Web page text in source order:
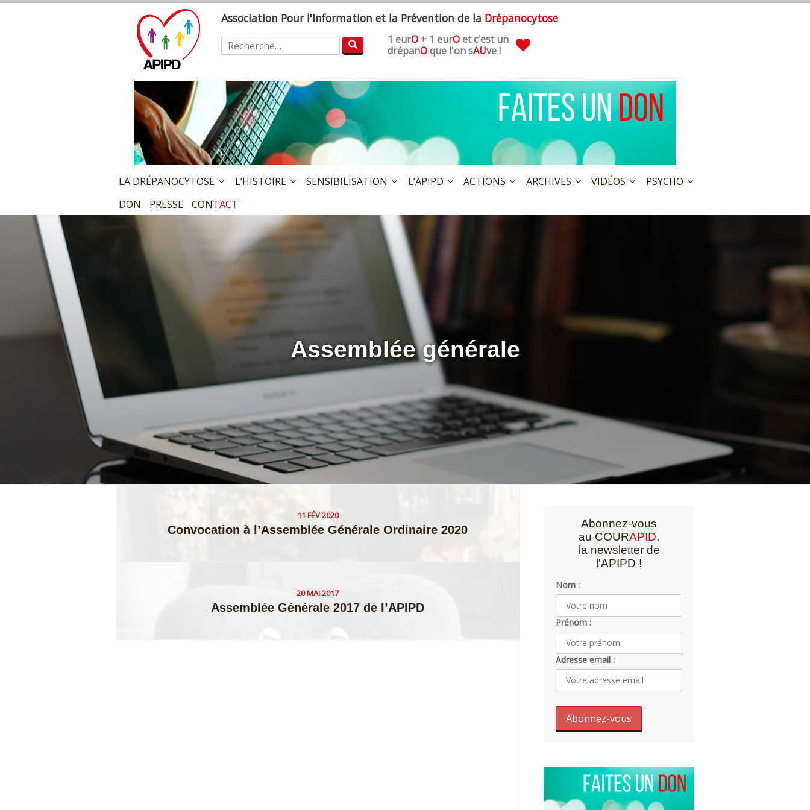
Association Pour l'Information et la Prévention de la Drépanocytose
Rechercher: 1 eurO + 1 eurOet c'est un
drépanOque l'on sAUve !
LA DRÉPANOCYTOSE L’HISTOIRE SENSIBILISATION L’APIPD ACTIONS ARCHIVES VIDÉOS
PSYCHO
DON
PRESSE CONTACT
assemblée générale
11 FÉV 2020
Convocation à l’Assemblée Générale Ordinaire 2020
20 MAI 2017
Assemblée Générale 2017 de l’APIPD
Abonnez-vous
au COURAPID,
la newsletter de
l'APIPD !
Nom :
Prénom :
Adresse email :